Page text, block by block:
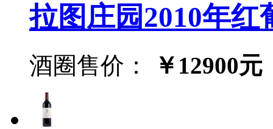
拉图庄园2010年红
酒圈售价： ￥12900元